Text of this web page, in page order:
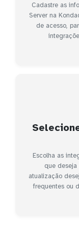
Cadastre as
Server na
de acesso,
Escolha as
que
atualização
frequentes ou